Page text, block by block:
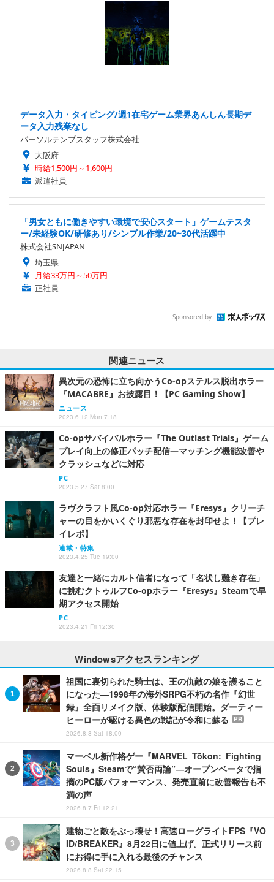
データ入力・タイピング/週1在宅ゲーム業界あんしん長期デ
ータ入力残業なし
パーソルテンプスタッフ株式会社
大阪府
時給1,500円～1,600円
派遣社員
「男女ともに働きやすい環境で安心スタート」ゲームテスタ
ー/未経験OK/研修あり/シンプル作業/20~30代活躍中
株式会社SNJAPAN
埼玉県
月給33万円～50万円
正社員
Sponsored by
関連ニュース
異次元の恐怖に立ち向かうCo-opステルス脱出ホラー
『MACABRE』お披露目！【PC Gaming Show】
ニュース
2023.6.12 Mon 7:18
Co-opサバイバルホラー『The Outlast Trials』ゲーム
プレイ向上の修正パッチ配信―マッチング機能改善や
クラッシュなどに対応
PC
2023.5.27 Sat 8:00
ラヴクラフト風Co-op対応ホラー『Eresys』クリーチ
ャーの目をかいくぐり邪悪な存在を封印せよ！【プレ
イレポ】
連載・特集
2023.4.25 Tue 19:00
友達と一緒にカルト信者になって「名状し難き存在」
に挑むクトゥルフCo-opホラー『Eresys』Steamで早
期アクセス開始
PC
2023.4.21 Fri 12:30
Windowsアクセスランキング
祖国に裏切られた騎士は、王の仇敵の娘を護ること
になった―1998年の海外SRPG不朽の名作『幻世
録』全面リメイク版、体験版配信開始。ダーティー
ヒーローが駆ける異色の戦記が令和に蘇る
PR
2026.8.8 Sat 18:00
マーベル新作格ゲー『MARVEL Tōkon: Fighting
Souls』Steamで“賛否両論”―オープンベータで指
摘のPC版パフォーマンス、発売直前に改善報告も不
満の声
2026.8.7 Fri 12:21
建物ごと敵をぶっ壊せ！高速ローグライトFPS『VO
ID/BREAKER』8月22日に値上げ。正式リリース前
にお得に手に入れる最後のチャンス
2026.8.8 Sat 22:15